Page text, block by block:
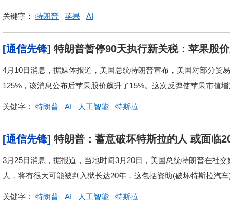
关键字： 特朗普 苹果 AI
[通信先锋] 特朗普暂停90天执行新关税：苹果股
4月10日消息，据媒体报道，美国总统特朗普宣布，美国对部分贸
125%，该消息公布后苹果股价飙升了15%。这次反弹使苹果市值
关键字： 特朗普 AI 人工智能 特斯拉
[通信先锋] 特朗普：蓄意破坏特斯拉的人 或面临
3月25日消息，据报道，当地时间3月20日，美国总统特朗普在社
人，将有很大可能被判入狱长达20年，这包括资助(破坏特斯拉汽
关键字： 特朗普 AI 人工智能 特斯拉